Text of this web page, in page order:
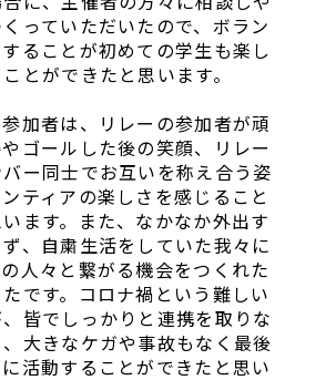
っていただいたので、ボラン
ることが初めての学生も楽し
とができたと思います。
加者は、リレーの参加者が頑
ゴールした後の笑顔、リレー
ー同士でお互いを称え合う姿
ティアの楽しさを感じること
ます。また、なかなか外出す
、自粛生活をしていた我々に
人々と繋がる機会をつくれた
です。コロナ禍という難しい
皆でしっかりと連携を取りな
大きなケガや事故もなく最後
活動することができたと思い